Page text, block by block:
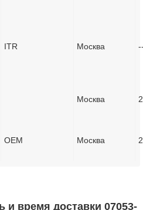
ITR Москва
Москва
OEM Москва
и время доставки 07053-